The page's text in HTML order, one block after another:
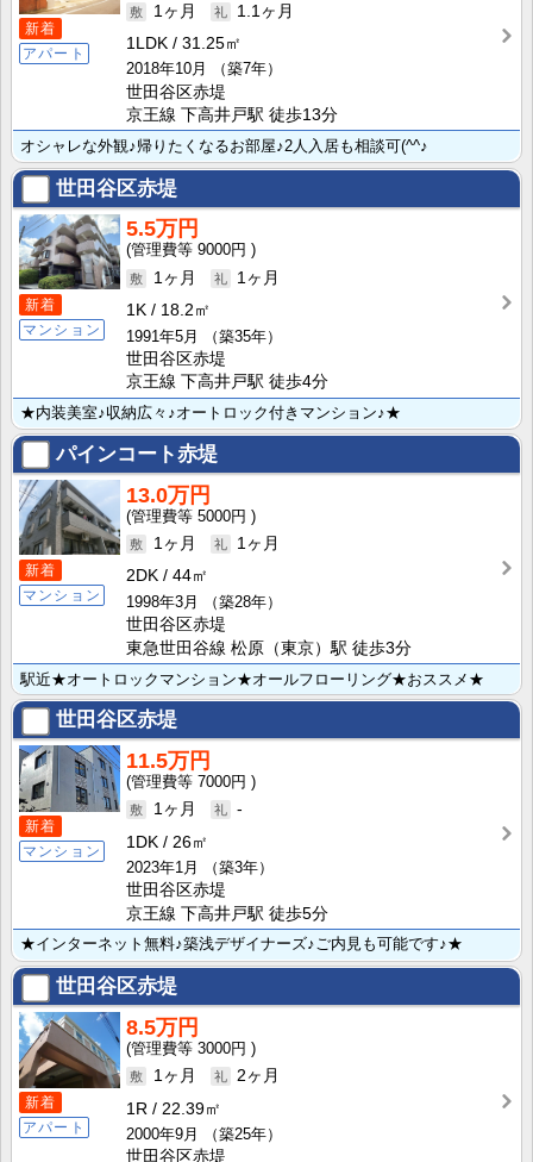
新着
アパート
1ヶ月
1.1ヶ月
1LDK
31.25㎡
2018年10月
（築7年）
世田谷区赤堤
京王線 下高井戸駅 徒歩13分
オシャレな外観♪帰りたくなるお部屋♪2人入居も相談可(^^♪
世田谷区赤堤
新着
マンション
5.5万円
9000円
1ヶ月
1ヶ月
1K
18.2㎡
1991年5月
（築35年）
世田谷区赤堤
京王線 下高井戸駅 徒歩4分
★内装美室♪収納広々♪オートロック付きマンション♪★
パインコート赤堤
新着
マンション
13.0万円
5000円
1ヶ月
1ヶ月
2DK
44㎡
1998年3月
（築28年）
世田谷区赤堤
東急世田谷線 松原（東京）駅 徒歩3分
駅近★オートロックマンション★オールフローリング★おススメ★
世田谷区赤堤
新着
マンション
11.5万円
7000円
1ヶ月
-
1DK
26㎡
2023年1月
（築3年）
世田谷区赤堤
京王線 下高井戸駅 徒歩5分
★インターネット無料♪築浅デザイナーズ♪ご内見も可能です♪★
世田谷区赤堤
新着
アパート
8.5万円
3000円
1ヶ月
2ヶ月
1R
22.39㎡
2000年9月
（築25年）
世田谷区赤堤